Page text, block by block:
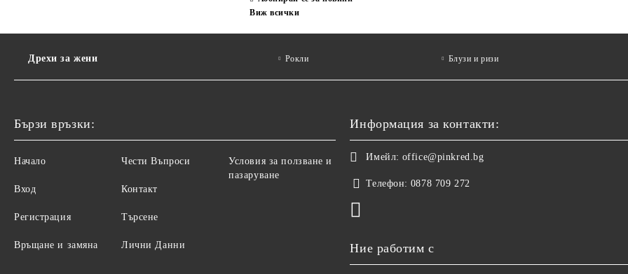
Виж всички
Дрехи за жени Рокли Блузи и ризи
Бързи връзки:
Начало
Вход
Регистрация
Връщане и замяна
Чести Въпроси
Контакт
Търсене
Лични Данни
Условия за ползване и
пазаруване
Информация за контакти:
Имейл: office@pinkred.bg
Телефон: 0878 709 272
Ние работим с